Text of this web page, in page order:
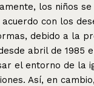
los niños
con los
debido a la
abril de 1985
el entorno de la
Así, en